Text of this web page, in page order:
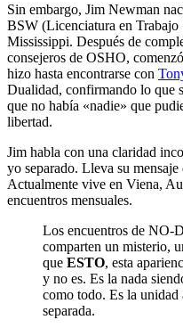
Sin embargo, Jim Newman
BSW (Licenciatura en
Mississippi. Después de
consejeros de OSHO,
hizo hasta encontrarse con
Dualidad, confirmando lo que
que no había «nadie» que
libertad.
Jim habla con una claridad
yo separado. Lleva su
Actualmente vive en Viena,
encuentros mensuales.
Los encuentros de
comparten un misterio,
que ESTO, esta
y no es. Es la nada
como todo. Es la
separada.